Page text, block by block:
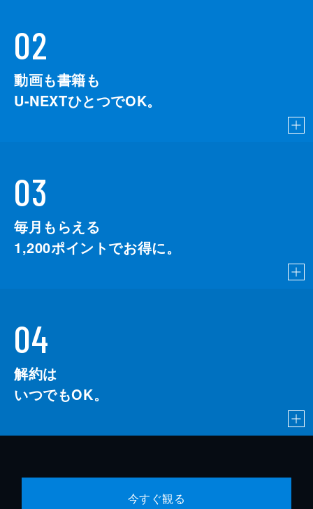
02
動画も書籍も
U-NEXTひとつでOK。
03
毎月もらえる
1,200ポイントでお得に。
04
解約は
いつでもOK。
今すぐ観る